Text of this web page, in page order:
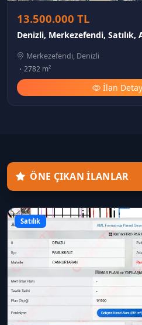
13.500.000 TL
Denizli, Merkezefendi, Satılık,
Merkezefendi, Denizli
2782 m²
İlan
ÖNE ÇIKAN İLANLAR
Satılık